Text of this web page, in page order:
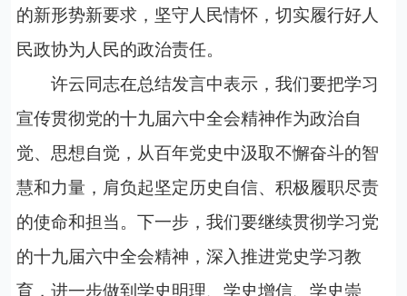
的新形势新要求，坚守人民情怀，切实履行好人
民政协为人民的政治责任。
许云同志在总结发言中表示，我们要把学习
宣传贯彻党的十九届六中全会精神作为政治自
觉、思想自觉，从百年党史中汲取不懈奋斗的智
慧和力量，肩负起坚定历史自信、积极履职尽责
的使命和担当。下一步，我们要继续贯彻学习党
的十九届六中全会精神，深入推进党史学习教
育，进一步做到学史明理、学史增信、学史崇